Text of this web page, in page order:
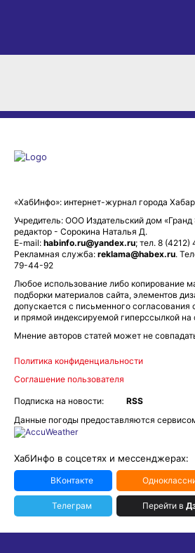
«ХабИнфо»: интернет-журнал города
Учредитель: ООО Издательский дом
редактор - Сорокина Наталья Д.
E-mail: habinfo.ru@yandex.ru; тел. 8
Рекламная служба: reklama@habex.ru.
79-44-92
Любое использование либо копирование
подборки материалов сайта, элементов
допускается с письменного согласования
и прямой индексируемой гиперссылкой на
Мнение авторов статей может не
Политика конфиденциальности
Соглашение пользователя
Подписка на новости:
RSS
Данные погоды предоставляются
ХабИнфо в соцсетях и мессенджерах:
ВКонтакте
Телеграм Перейти в